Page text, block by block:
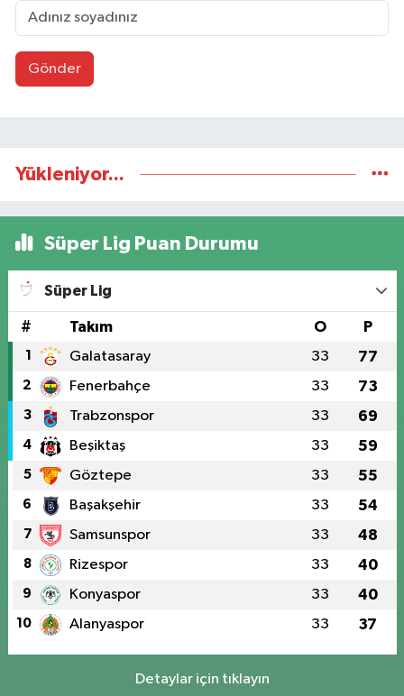
Gönder
Yükleniyor...
Süper Lig Puan Durumu
Süper Lig
# Takım O P
1 Galatasaray 33 77
2 Fenerbahçe 33 73
3 Trabzonspor 33 69
4 Beşiktaş 33 59
5 Göztepe 33 55
6 Başakşehir 33 54
7 Samsunspor 33 48
8 Rizespor 33 40
9 Konyaspor 33 40
10 Alanyaspor 33 37
Detaylar için tıklayın